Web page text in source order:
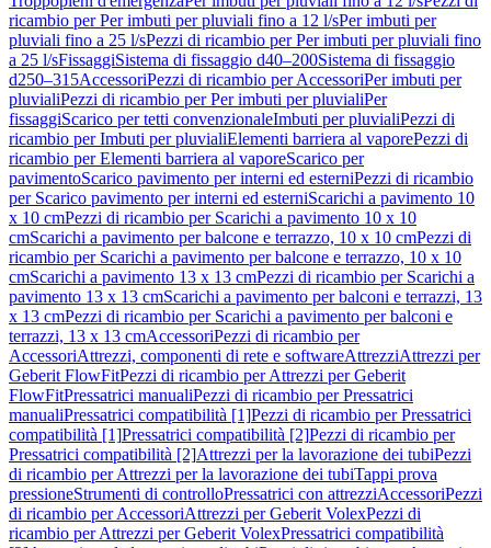
ricambio per Per imbuti per pluviali fino a 12 l/sPer imbuti per
pluviali fino a 25 l/sPezzi di ricambio per Per imbuti per pluviali fino
a 25 l/sFissaggiSistema di fissaggio d40–200Sistema di fissaggio
d250–315AccessoriPezzi di ricambio per AccessoriPer imbuti per
pluvialiPezzi di ricambio per Per imbuti per pluvialiPer
fissaggiScarico per tetti convenzionaleImbuti per pluvialiPezzi di
ricambio per Imbuti per pluvialiElementi barriera al vaporePezzi di
ricambio per Elementi barriera al vaporeScarico per
pavimentoScarico pavimento per interni ed esterniPezzi di ricambio
per Scarico pavimento per interni ed esterniScarichi a pavimento 10
x 10 cmPezzi di ricambio per Scarichi a pavimento 10 x 10
cmScarichi a pavimento per balcone e terrazzo, 10 x 10 cmPezzi di
ricambio per Scarichi a pavimento per balcone e terrazzo, 10 x 10
cmScarichi a pavimento 13 x 13 cmPezzi di ricambio per Scarichi a
pavimento 13 x 13 cmScarichi a pavimento per balconi e terrazzi, 13
x 13 cmPezzi di ricambio per Scarichi a pavimento per balconi e
terrazzi, 13 x 13 cmAccessoriPezzi di ricambio per
AccessoriAttrezzi, componenti di rete e softwareAttrezziAttrezzi per
Geberit FlowFitPezzi di ricambio per Attrezzi per Geberit
FlowFitPressatrici manualiPezzi di ricambio per Pressatrici
manualiPressatrici compatibilità [1]Pezzi di ricambio per Pressatrici
compatibilità [1]Pressatrici compatibilità [2]Pezzi di ricambio per
Pressatrici compatibilità [2]Attrezzi per la lavorazione dei tubiPezzi
di ricambio per Attrezzi per la lavorazione dei tubiTappi prova
pressioneStrumenti di controlloPressatrici con attrezziAccessoriPezzi
di ricambio per AccessoriAttrezzi per Geberit VolexPezzi di
ricambio per Attrezzi per Geberit VolexPressatrici compatibilità